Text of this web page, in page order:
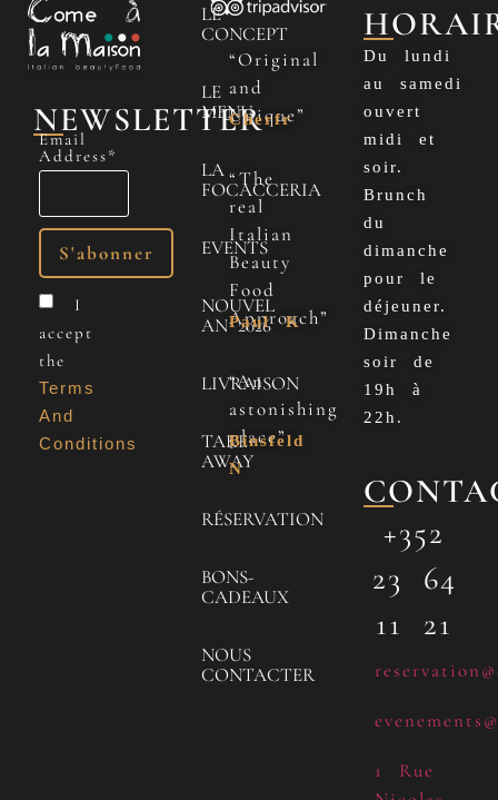
NEWSLETTER
Email
Address*
I
accept
the
Terms
And
Conditions
LE
CONCEPT
LE
MENU
LA
FOCACCERIA
EVENTS
NOUVEL
AN 2026
LIVRAISON
TAKE
AWAY
RÉSERVATION
BONS-
CADEAUX
NOUS
CONTACTER
“Original
and
Unique”
Cherfr
“The
real
Italian
Beauty
Food
Approach”
Paul K
“An
astonishing
place”
Binsfeld
N
Du lundi
au samedi
ouvert
midi et
soir.
Brunch
du
dimanche
pour le
déjeuner.
Dimanche
soir de
19h à
22h.
+352
23 64
11 21
1 Rue